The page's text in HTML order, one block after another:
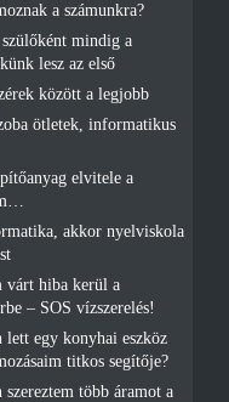
a számunkra?
mindig a
lesz az első
között a legjobb
ötletek, informatikus
elvitele a
akkor nyelviskola
várt hiba kerül a
– SOS vízszerelés!
lett egy konyhai eszköz
titkos segítője?
szereztem több áramot a